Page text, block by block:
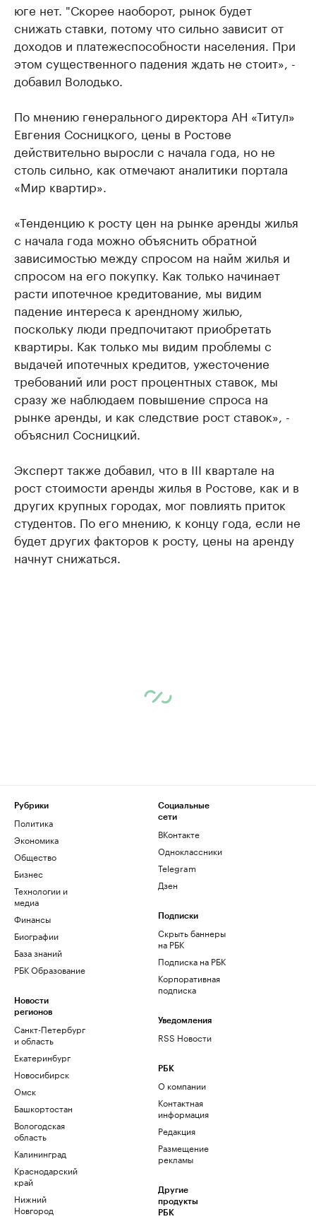
юге нет. "Скорее наоборот, рынок будет
снижать ставки, потому что сильно зависит от
доходов и платежеспособности населения. При
этом существенного падения ждать не стоит», -
добавил Володько.
По мнению генерального директора АН «Титул»
Евгения Сосницкого, цены в Ростове
действительно выросли с начала года, но не
столь сильно, как отмечают аналитики портала
«Мир квартир».
«Тенденцию к росту цен на рынке аренды жилья
с начала года можно объяснить обратной
зависимостью между спросом на найм жилья и
спросом на его покупку. Как только начинает
расти ипотечное кредитование, мы видим
падение интереса к арендному жилью,
поскольку люди предпочитают приобретать
квартиры. Как только мы видим проблемы с
выдачей ипотечных кредитов, ужесточение
требований или рост процентных ставок, мы
сразу же наблюдаем повышение спроса на
рынке аренды, и как следствие рост ставок», -
объяснил Сосницкий.
Эксперт также добавил, что в III квартале на
рост стоимости аренды жилья в Ростове, как и в
других крупных городах, мог повлиять приток
студентов. По его мнению, к концу года, если не
будет других факторов к росту, цены на аренду
начнут снижаться.
Рубрики
Политика
Экономика
Общество
Бизнес
Технологии и
медиа
Финансы
Биографии
База знаний
РБК Образование
Новости
регионов
Санкт-Петербург
и область
Екатеринбург
Новосибирск
Омск
Башкортостан
Вологодская
область
Калининград
Краснодарский
край
Нижний
Новгород
Социальные
сети
ВКонтакте
Одноклассники
Telegram
Дзен
Подписки
Скрыть баннеры
на РБК
Подписка на РБК
Корпоративная
подписка
Уведомления
RSS Новости
РБК
О компании
Контактная
информация
Редакция
Размещение
рекламы
Другие
продукты
РБК